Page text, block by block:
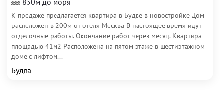
850м до моря
К продаже предлагается квартира в Будве в новостройке Дом
расположен в 200м от отеля Москва В настоящее время идут
отделочные работы. Окончание работ через месяц. Квартира
площадью 41м2 Расположена на пятом этаже в шестиэтажном
доме с лифтом...
Будва